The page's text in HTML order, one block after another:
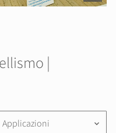
|
Applicazioni keyboard_arrow_down